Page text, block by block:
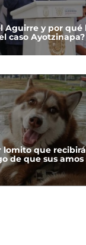
Aguirre y por qué
caso Ayotzinapa?
lomito que
de que sus amos